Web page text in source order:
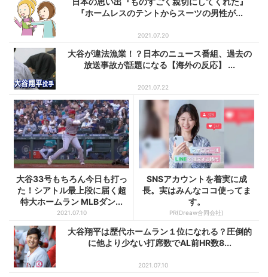
『ホームレスのテントからスーツの男性が...
2021.07.20
大谷が違法漁業！？日本のニュース番組、過去の
放送事故が話題になる【海外の反応】 ...
2021.07.22
大谷33号もちろん今日も打っ
た！シアトル最上段に届く超
特大ホームラン MLBダン...
2021.07.10
SNSアカウントを着実に成
長。実はみんなココ使ってま
す。
PR(Dreaw合同会社)
大谷翔平は歴代ホームラン１位になれる？圧倒的
に他より少ない打席数でAL前HR数8...
2021.07.10